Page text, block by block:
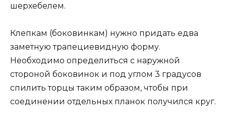
шерхебелем.
Клепкам (боковинкам) нужно придать едва
заметную трапециевидную форму.
Необходимо определиться с наружной
стороной боковинок и под углом 3 градусов
спилить торцы таким образом, чтобы при
соединении отдельных планок получился круг.